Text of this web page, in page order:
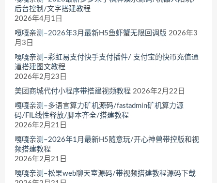
后台控制/文字搭建教程
2026年4月1日
嘎嘎亲测–2026年3月最新H5鱼虾蟹无限回调版 2026年3
月3日
嘎嘎亲测–彩虹易支付快手支付插件/ 支付宝的快币充值通
道搭建图文教程
2026年2月23日
美团商城代付小程序带搭建视频教程 2026年2月22日
嘎嘎亲测–多语言算力矿机源码/fastadmin矿机算力源
码/FIL线性释放/脚本齐全/搭建教程
2026年2月21日
嘎嘎亲测–2026年1月最新H5随意玩/开心神兽带控版和视
频搭建教程
2026年2月21日
嘎嘎亲测–松果web聊天室源码/带视频搭建教程源码下载